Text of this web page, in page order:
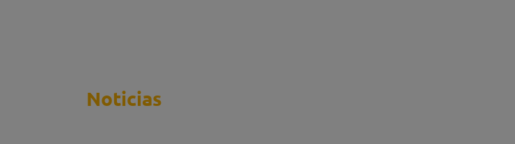
Noticias